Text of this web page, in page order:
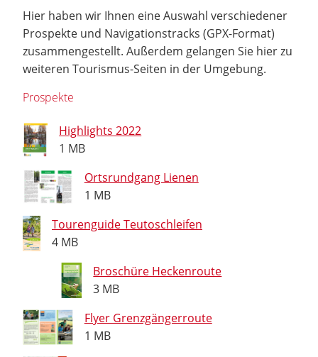
Hier haben wir Ihnen eine Auswahl verschiedener
Prospekte und Navigationstracks (GPX-Format)
zusammengestellt. Außerdem gelangen Sie hier zu
weiteren Tourismus-Seiten in der Umgebung.
Prospekte
Highlights 2022
1 MB
Ortsrundgang Lienen
1 MB
Tourenguide Teutoschleifen
4 MB
Broschüre Heckenroute
3 MB
Flyer Grenzgängerroute
1 MB